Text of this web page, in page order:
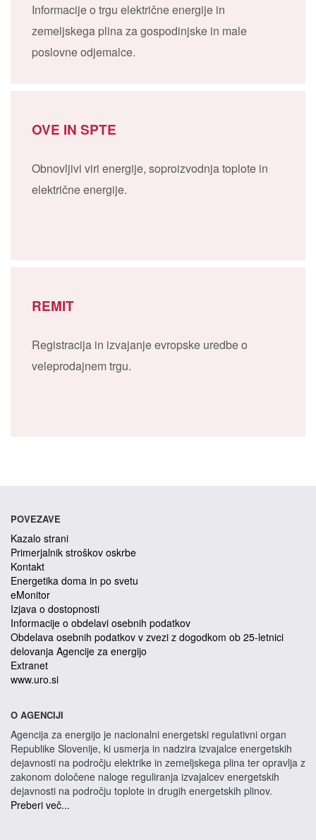
Informacije o trgu električne energije in
zemeljskega plina za gospodinjske in male
poslovne odjemalce.
OVE IN SPTE
Obnovljivi viri energije, soproizvodnja toplote in
električne energije.
REMIT
Registracija in izvajanje evropske uredbe o
veleprodajnem trgu.
POVEZAVE
Kazalo strani
Primerjalnik stroškov oskrbe
Kontakt
Energetika doma in po svetu
eMonitor
Izjava o dostopnosti
Informacije o obdelavi osebnih podatkov
Obdelava osebnih podatkov v zvezi z dogodkom ob 25-letnici
delovanja Agencije za energijo
Extranet
www.uro.si
O AGENCIJI
Agencija za energijo je nacionalni energetski regulativni organ
Republike Slovenije, ki usmerja in nadzira izvajalce energetskih
dejavnosti na področju elektrike in zemeljskega plina ter opravlja z
zakonom določene naloge reguliranja izvajalcev energetskih
dejavnosti na področju toplote in drugih energetskih plinov.
Preberi več...